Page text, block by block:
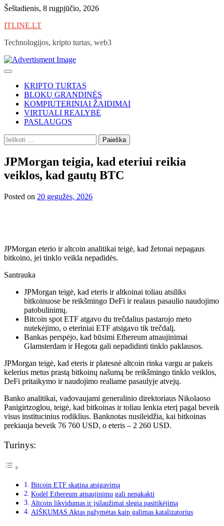
Skip
content
Šeštadienis, 8 rugpjūčio, 2026
ITLINE.LT
Technologijos, kripto turtas, web3
KRIPTO TURTAS
BLOKŲ GRANDINĖS
KOMPIUTERINIAI ŽAIDIMAI
VIRTUALI REALYBĖ
PASLAUGOS
Ieškoti:
JPMorgan teigia, kad eteriui reikia
veiklos, kad gautų BTC
Posted on 20 gegužės, 2026
JPMorgan eterio ir altcoin analitikai teigė, kad žetonai nepagaus
bitkoino, jei tinklo veikla nepadidės.
Santrauka
JPMorgan teigė, kad eteris ir altkoinai toliau atsiliks
bitkoinuose be reikšmingo DeFi ir realaus pasaulio naudojimo
patobulinimų.
Bitcoin spot ETF atgavo du trečdalius pastarojo meto
nutekėjimo, o eteriniai ETF atsigavo tik trečdalį.
Bankas perspėjo, kad būsimi Ethereum atnaujinimai
Glamsterdam ir Hegota gali nepadidinti tinklo paklausos.
JPMorgan teigė, kad eteris ir platesnė altcoin rinka vargu ar pakeis
kelerius metus prastą bitkoinų našumą be reikšmingo tinklo veiklos,
DeFi pritaikymo ir naudojimo realiame pasaulyje atvejų.
Banko analitikai, vadovaujami generalinio direktoriaus Nikolaoso
Panigirtzoglou, teigė, kad bitkoinas ir toliau lenkia eterį pagal beveik
visus institucinius rodiklius. Banknotas nusileidžia, kai bitkoinas
prekiauja beveik 76 760 USD, o eteris – 2 260 USD.
Turinys:
Bitcoin ETF skatina atsigavimą
Kodėl Ethereum atnaujinimų gali nepakakti
Altcoin likvidumas ir įsilaužimai slegia pasitikėjimą
AIŠKUMAS Aktas pažymėtas kaip galimas katalizatorius